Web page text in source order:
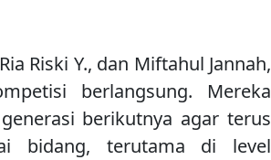
Riski Y., dan Miftahul Jannah,
berlangsung. Mereka
berikutnya agar terus
bidang, terutama di level